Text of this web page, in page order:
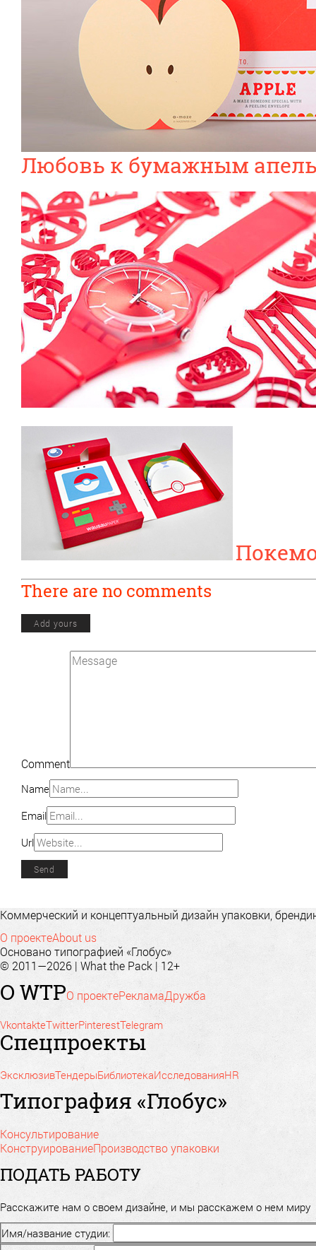
Любовь к бумажным
There are no comments
Add yours
Comment
Name
Email
Url
Коммерческий и концептуальный дизайн упаковки,
О проектеAbout us
Основано типографией «Глобус»
© 2011—2026 | What the Pack | 12+
О WTPО проектеРекламаДружба
VkontakteTwitterPinterestTelegram
Спецпроекты
ЭксклюзивТендерыБиблиотекаИсследованияHR
Типография «Глобус»
Консультирование
КонструированиеПроизводство упаковки
ПОДАТЬ РАБОТУ
Расскажите нам о своем дизайне, и мы расскажем о нем миру
Имя/название студии: